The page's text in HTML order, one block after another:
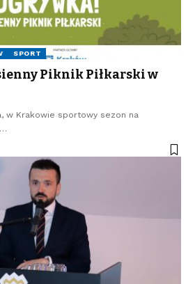
SPORT
Piknik Piłkarski w
w Krakowie sportowy sezon na